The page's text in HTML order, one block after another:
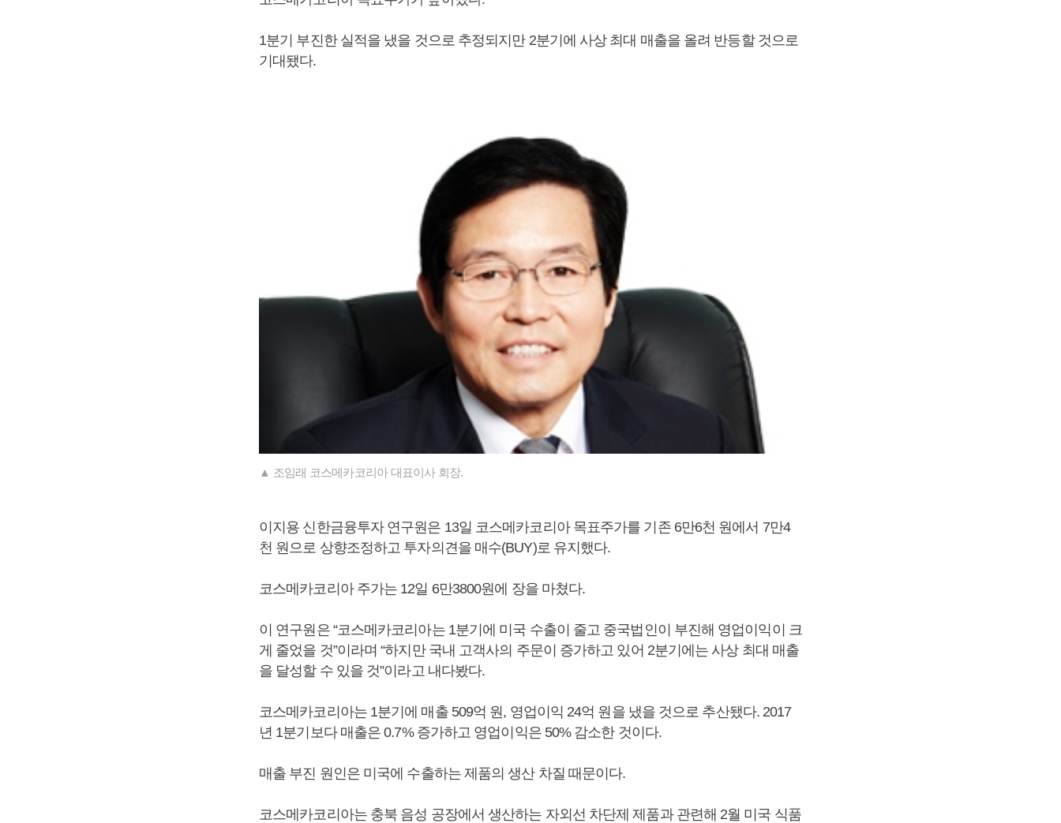
1분기 부진한 실적을 냈을 것으로 추정되지만 2분기에 사상 최대 매출을 올려 반등할 것으로
기대됐다.
▲ 조임래 코스메카코리아 대표이사 회장.
이지용 신한금융투자 연구원은 13일 코스메카코리아 목표주가를 기존 6만6천 원에서 7만4
천 원으로 상향조정하고 투자의견을 매수(BUY)로 유지했다.
코스메카코리아 주가는 12일 6만3800원에 장을 마쳤다.
이 연구원은 “코스메카코리아는 1분기에 미국 수출이 줄고 중국법인이 부진해 영업이익이 크
게 줄었을 것”이라며 “하지만 국내 고객사의 주문이 증가하고 있어 2분기에는 사상 최대 매출
을 달성할 수 있을 것”이라고 내다봤다.
코스메카코리아는 1분기에 매출 509억 원, 영업이익 24억 원을 냈을 것으로 추산됐다. 2017
년 1분기보다 매출은 0.7% 증가하고 영업이익은 50% 감소한 것이다.
매출 부진 원인은 미국에 수출하는 제품의 생산 차질 때문이다.
코스메카코리아는 충북 음성 공장에서 생산하는 자외선 차단제 제품과 관련해 2월 미국 식품